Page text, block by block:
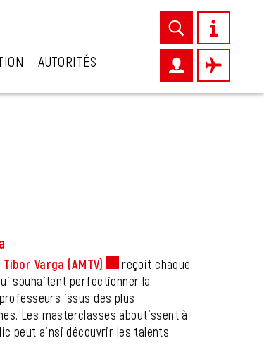
AUTORITÉS
Varga (AMTV) Ce lien externe va ouvrir
reçoit chaque
souhaitent perfectionner la
issus des plus
Les masterclasses aboutissent à
peut ainsi découvrir les talents